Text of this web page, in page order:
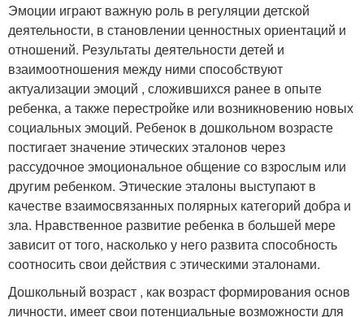
Эмоции играют важную роль в регуляции детской
деятельности, в становлении ценностных ориентаций и
отношений. Результаты деятельности детей и
взаимоотношения между ними способствуют
актуализации эмоций , сложившихся ранее в опыте
ребенка, а также перестройке или возникновению новых
социальных эмоций. Ребенок в дошкольном возрасте
постигает значение этических эталонов через
рассудочное эмоциональное общение со взрослым или
другим ребенком. Этические эталоны выступают в
качестве взаимосвязанных полярных категорий добра и
зла. Нравственное развитие ребенка в большей мере
зависит от того, насколько у него развита способность
соотносить свои действия с этическими эталонами.
Дошкольный возраст , как возраст формирования основ
личности, имеет свои потенциальные возможности для